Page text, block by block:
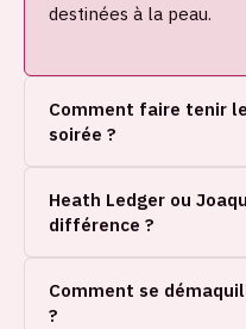
destinées à la peau.
Comment faire tenir
soirée ?
Heath Ledger ou
différence ?
Comment se
?